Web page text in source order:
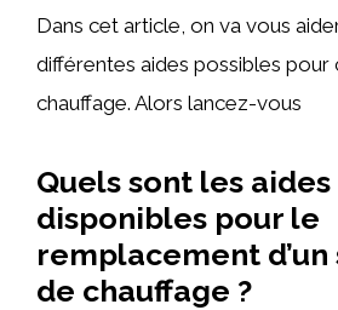
Dans cet article, on va vous
différentes aides possibles pour
chauffage. Alors lancez-vous
Quels sont les aides
disponibles pour le
remplacement
de chauffage ?